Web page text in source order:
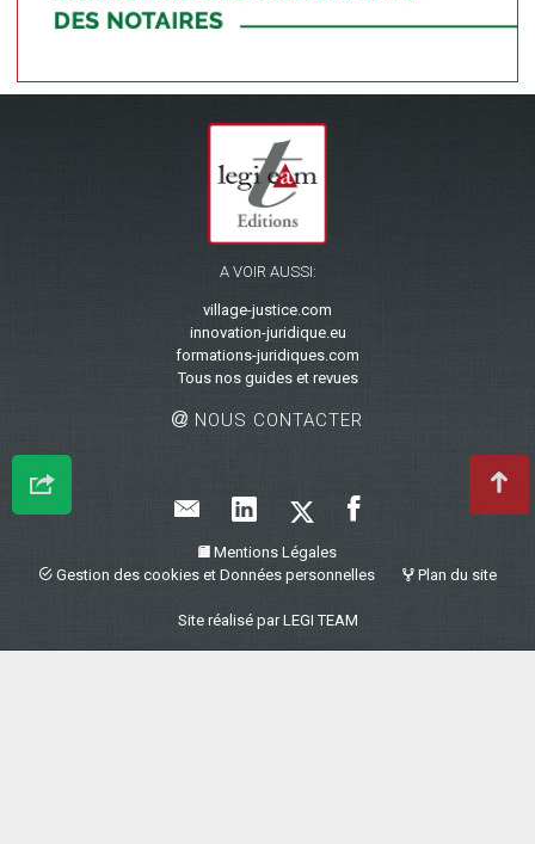
A VOIR AUSSI:
village-justice.com
innovation-juridique.eu
formations-juridiques.com
Tous nos guides et revues
NOUS CONTACTER
Mentions Légales
Gestion des cookies et Données personnelles
Plan du site
Site réalisé parLEGI TEAM